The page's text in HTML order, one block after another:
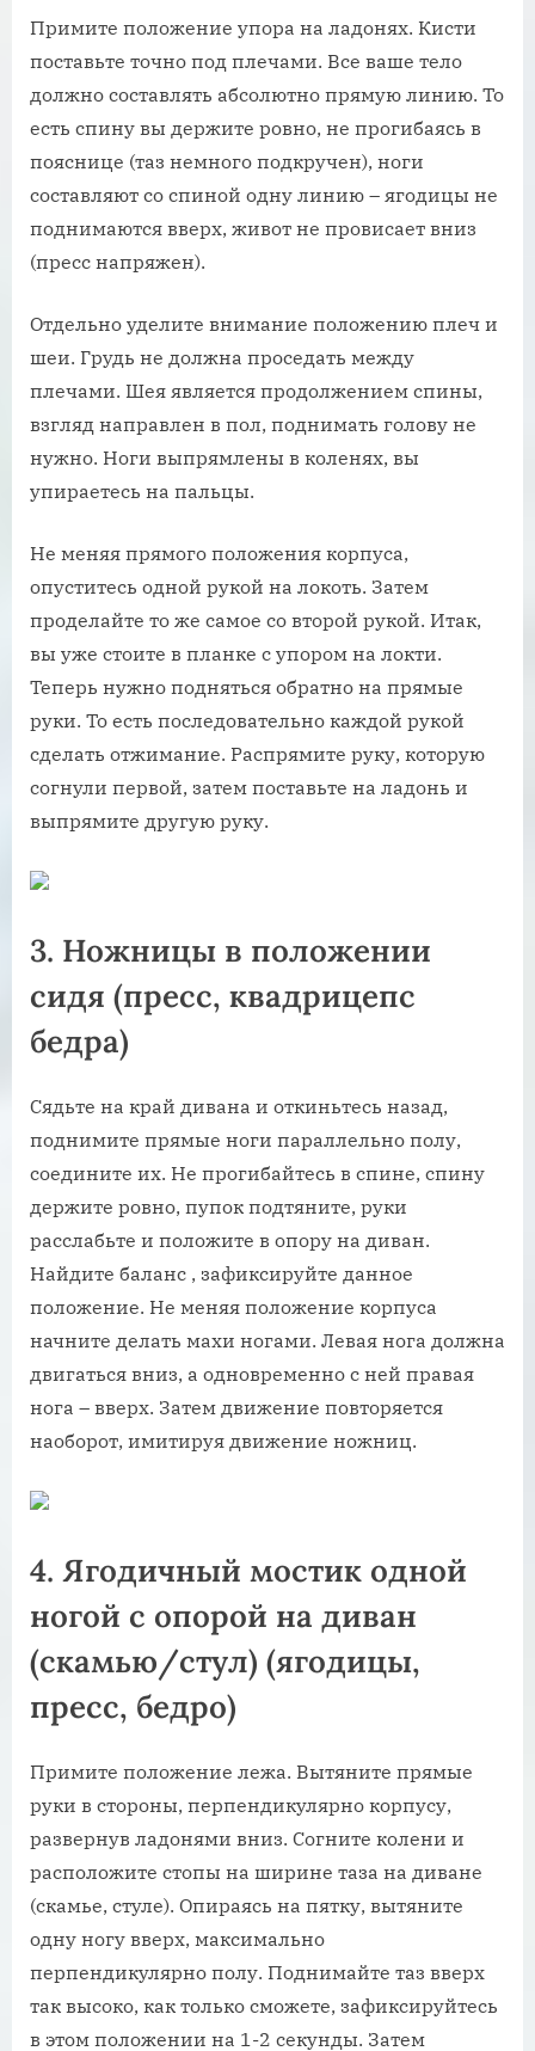
Примите положение упора на ладонях. Кисти
поставьте точно под плечами. Все ваше тело
должно составлять абсолютно прямую линию. То
есть спину вы держите ровно, не прогибаясь в
пояснице (таз немного подкручен), ноги
составляют со спиной одну линию – ягодицы не
поднимаются вверх, живот не провисает вниз
(пресс напряжен).
Отдельно уделите внимание положению плеч и
шеи. Грудь не должна проседать между
плечами. Шея является продолжением спины,
взгляд направлен в пол, поднимать голову не
нужно. Ноги выпрямлены в коленях, вы
упираетесь на пальцы.
Не меняя прямого положения корпуса,
опуститесь одной рукой на локоть. Затем
проделайте то же самое со второй рукой. Итак,
вы уже стоите в планке с упором на локти.
Теперь нужно подняться обратно на прямые
руки. То есть последовательно каждой рукой
сделать отжимание. Распрямите руку, которую
согнули первой, затем поставьте на ладонь и
выпрямите другую руку.
3. Ножницы в положении
сидя (пресс, квадрицепс
бедра)
Сядьте на край дивана и откиньтесь назад,
поднимите прямые ноги параллельно полу,
соедините их. Не прогибайтесь в спине, спину
держите ровно, пупок подтяните, руки
расслабьте и положите в опору на диван.
Найдите баланс , зафиксируйте данное
положение. Не меняя положение корпуса
начните делать махи ногами. Левая нога должна
двигаться вниз, а одновременно с ней правая
нога – вверх. Затем движение повторяется
наоборот, имитируя движение ножниц.
4. Ягодичный мостик одной
ногой с опорой на диван
(скамью/стул) (ягодицы,
пресс, бедро)
Примите положение лежа. Вытяните прямые
руки в стороны, перпендикулярно корпусу,
развернув ладонями вниз. Согните колени и
расположите стопы на ширине таза на диване
(скамье, стуле). Опираясь на пятку, вытяните
одну ногу вверх, максимально
перпендикулярно полу. Поднимайте таз вверх
так высоко, как только сможете, зафиксируйтесь
в этом положении на 1-2 секунды. Затем